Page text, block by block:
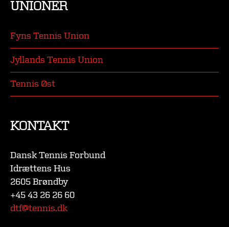
UNIONER
Fyns Tennis Union
Jyllands Tennis Union
Tennis Øst
KONTAKT
Dansk Tennis Forbund
Idrættens Hus
2605 Brøndby
+45 43 26 26 60
dtf@tennis.dk